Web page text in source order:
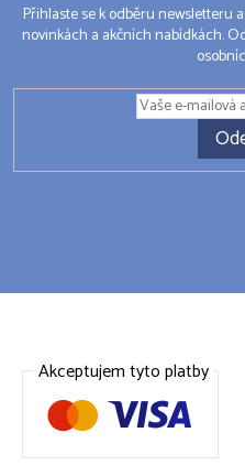
Přihlaste se k odběru newsletteru
novinkách a akčních nabídkách.
Akceptujem tyto platby